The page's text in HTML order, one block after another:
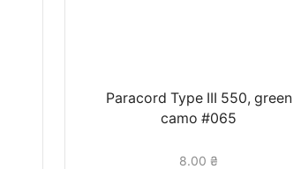
Paracord Type III 550, green
camo #065
8.00 ₴